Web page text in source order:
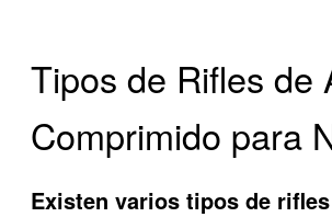
Tipos de Rifles de
Comprimido para
Existen varios tipos de